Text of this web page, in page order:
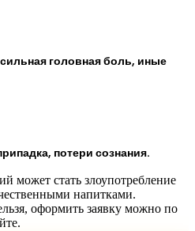
головная боль, иные
потери сознания.
может стать злоупотребление
напитками.
оформить заявку можно по